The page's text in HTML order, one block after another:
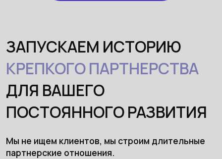
ЗАПУСКАЕМ ИСТОРИЮ
КРЕПКОГО ПАРТНЕРСТВА
ДЛЯ ВАШЕГО
ПОСТОЯННОГО РАЗВИТИЯ
Мы не ищем клиентов, мы строим длительные
партнерские отношения.